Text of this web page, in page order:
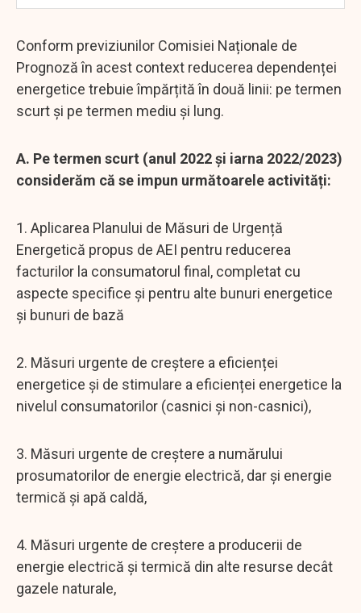
Conform previziunilor Comisiei Naționale de
Prognoză în acest context reducerea dependenței
energetice trebuie împărțită în două linii: pe termen
scurt și pe termen mediu și lung.
A. Pe termen scurt (anul 2022 și iarna 2022/2023)
considerăm că se impun următoarele activități:
1. Aplicarea Planului de Măsuri de Urgență
Energetică propus de AEI pentru reducerea
facturilor la consumatorul final, completat cu
aspecte specifice și pentru alte bunuri energetice
și bunuri de bază
2. Măsuri urgente de creștere a eficienței
energetice și de stimulare a eficienței energetice la
nivelul consumatorilor (casnici și non-casnici),
3. Măsuri urgente de creștere a numărului
prosumatorilor de energie electrică, dar și energie
termică și apă caldă,
4. Măsuri urgente de creștere a producerii de
energie electrică și termică din alte resurse decât
gazele naturale,